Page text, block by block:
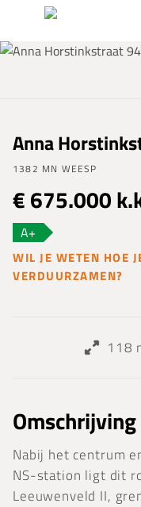
Spring naar inhoud
Anna
1382 MN WEESP
€ 675.000
A+
WIL JE WETEN HOE
VERDUURZAMEN?
118
Omschrijving
Nabij het centrum
NS-station ligt dit
Leeuwenveld II,